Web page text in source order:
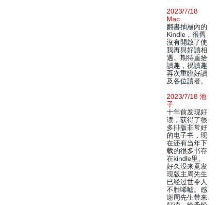
2023/7/18
Mac
翻書抽屜內的
Kindle，很舊
沒有開啟了使
我再與好讀相
遇。期待重拾
讀趣，祝讀趣
再次重臨好讀
及各位讀者。
2023/7/18 池
子
十年前发现好
读，获得了很
多排版非常好
的电子书，现
在还有当年下
载的很多书存
在kindle里。
好久没来竟发
现版主周先生
已经过世令人
不胜唏嘘。感
谢周先生带来